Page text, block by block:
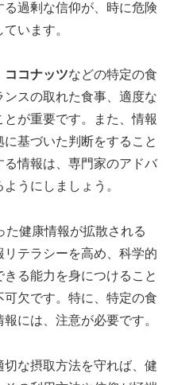
過剰な信仰が、時に危険
います。
ココナッツなどの特定の食
スの取れた食事、適度な
が重要です。また、情報
基づいた判断をすること
情報は、専門家のアドバ
うにしましょう。
健康情報が拡散される
テラシーを高め、科学的
る能力を身につけること
欠です。特に、特定の食
には、注意が必要です。
切な摂取方法を守れば、健